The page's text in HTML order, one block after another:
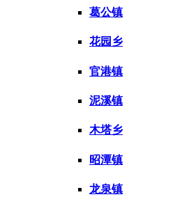
葛公镇
花园乡
官港镇
泥溪镇
木塔乡
昭潭镇
龙泉镇